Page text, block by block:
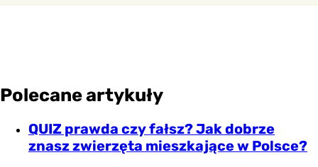
Polecane artykuły
QUIZ prawda czy fałsz? Jak dobrze
znasz zwierzęta mieszkające w Polsce?